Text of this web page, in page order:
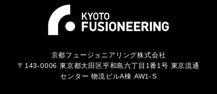
京都フュージョニアリング株式会社
〒143-0006 東京都大田区平和島六丁目1番1号 東京流通
センター 物流ビルA棟 AW1-S